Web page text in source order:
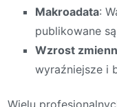
Makroadata:
publikowane
Wzrost
wyraźniejsze i
Wielu